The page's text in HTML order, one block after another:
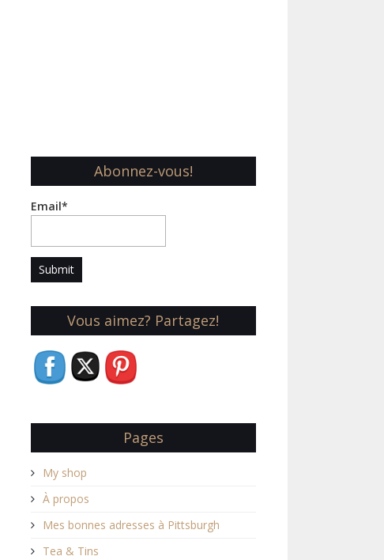
Abonnez-vous!
Email*
Vous aimez? Partagez!
Pages
My shop
À propos
Mes bonnes adresses à Pittsburgh
Tea & Tins